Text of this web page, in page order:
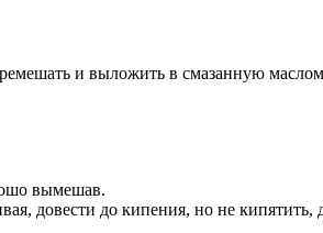
и выложить в смазанную
вымешав.
довести до кипения, но не кипятить,